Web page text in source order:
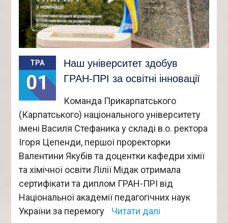
ТРА
01
Наш університет здобув
ГРАН-ПРІ за освітні інновації
Команда Прикарпатського
(Карпатського) національного університету
імені Василя Стефаника у складі в.о. ректора
Ігоря Цепенди, першої проректорки
Валентини Якубів та доцентки кафедри хімії
та хімічної освіти Лілії Мідак отримала
сертифікати та диплом ГРАН-ПРІ від
Національної академії педагогічних наук
України за перемогу
Читати далі